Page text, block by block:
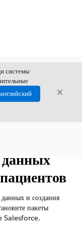
системы
данных
и создания
пакеты
Salesforce.